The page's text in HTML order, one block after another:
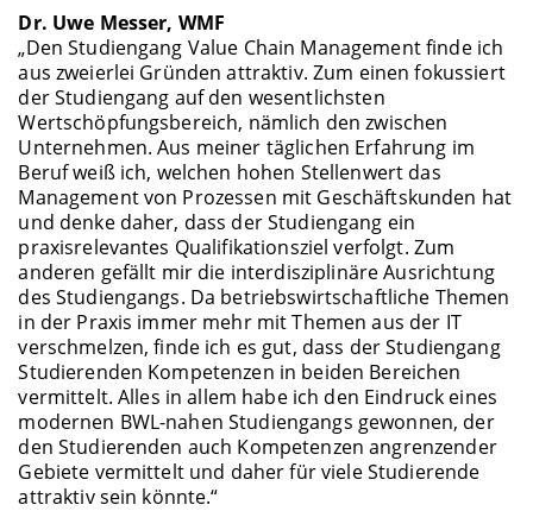
Dr. Uwe Messer, WMF
„Den Studiengang Value Chain Management finde ich
aus zweierlei Gründen attraktiv. Zum einen fokussiert
der Studiengang auf den wesentlichsten
Wertschöpfungsbereich, nämlich den zwischen
Unternehmen. Aus meiner täglichen Erfahrung im
Beruf weiß ich, welchen hohen Stellenwert das
Management von Prozessen mit Geschäftskunden hat
und denke daher, dass der Studiengang ein
praxisrelevantes Qualifikationsziel verfolgt. Zum
anderen gefällt mir die interdisziplinäre Ausrichtung
des Studiengangs. Da betriebswirtschaftliche Themen
in der Praxis immer mehr mit Themen aus der IT
verschmelzen, finde ich es gut, dass der Studiengang
Studierenden Kompetenzen in beiden Bereichen
vermittelt. Alles in allem habe ich den Eindruck eines
modernen BWL-nahen Studiengangs gewonnen, der
den Studierenden auch Kompetenzen angrenzender
Gebiete vermittelt und daher für viele Studierende
attraktiv sein könnte.“